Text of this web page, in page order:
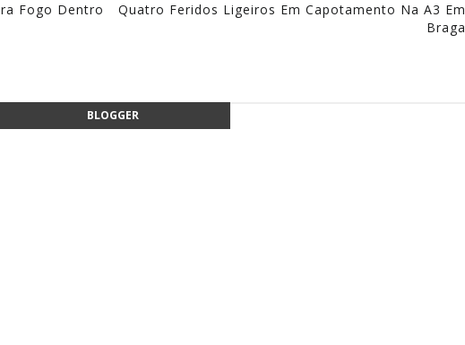
Fogo Dentro
Quatro Feridos Ligeiros Em Capotamento Na A3 Em
Braga
BLOGGER